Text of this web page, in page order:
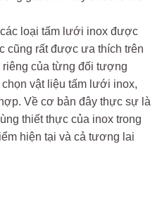
loại tấm lưới inox được
cũng rất được ưa thích trên
của từng đối tượng
vật liệu tấm lưới inox,
Về cơ bản đây thực sự là
thiết thực của inox trong
hiện tại và cả tương lai